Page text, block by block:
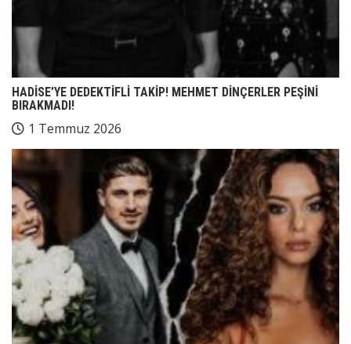
HADİSE’YE DEDEKTİFLİ TAKİP! MEHMET DİNÇERLER PEŞİNİ
BIRAKMADI!
1 Temmuz 2026